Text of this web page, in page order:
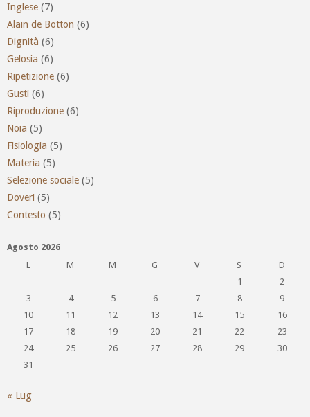
Inglese (7)
Alain de Botton (6)
Dignità (6)
Gelosia (6)
Ripetizione (6)
Gusti (6)
Riproduzione (6)
Noia (5)
Fisiologia (5)
Materia (5)
Selezione sociale (5)
Doveri (5)
Contesto (5)
Agosto 2026
L
M M G V S
D
1
2
3
4 5 6 7 8
9
10
11 12 13 14 15
16
17
18 19 20 21 22
23
24
25 26 27 28 29
30
31
« Lug